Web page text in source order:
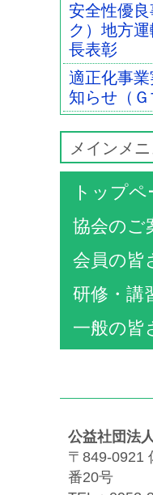
安全性優
ク）地方
長表彰
適正化事
知らせ（Ｇ
メインメ
トップペ
協会のご
会員の皆
研修・講
一般の皆
公益社団法
〒849-0921
番20号